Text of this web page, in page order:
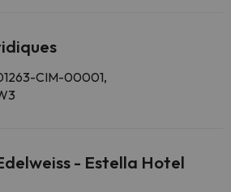
CIM-00001,
- Estella Hotel